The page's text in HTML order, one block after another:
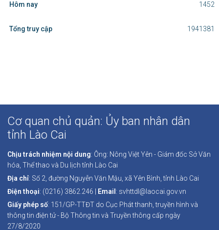
Hôm nay 1452
Tổng truy cập 1941381
Cơ quan chủ quản: Ủy ban nhân dân
tỉnh Lào Cai
Chịu trách nhiệm nội dung: Ông: Nông Việt Yên - Giám đốc Sở Văn
hóa, Thể thao và Du lịch tỉnh Lào Cai
Địa chỉ: Số 2, đường Nguyễn Văn Mậu, xã Yên Bình, tỉnh Lào Cai
Điện thoại: (0216) 3862.246 | Email : svhttdl@laocai.gov.vn
Giấy phép số: 151/GP-TTĐT do Cục Phát thanh, truyền hình và
thông tin điện tử - Bộ Thông tin và Truyền thông cấp ngày
27/8/2020